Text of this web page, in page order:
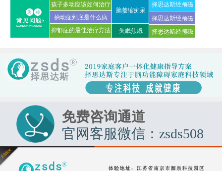
孩子多动应该如何治疗
抽动症到底是什么病
抑郁症的最佳治疗方法
脑萎缩痴呆
失眠焦虑
择思达斯经颅磁
刺激仪常见问答
择思达斯经颅磁
家用品牌
择思达斯经颅磁
免费咨询通道
官网客服微信：zsds508